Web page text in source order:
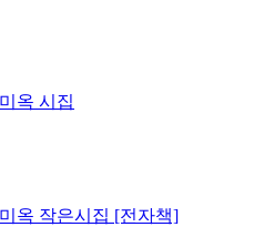
옥 시집
옥 작은시집 [전자책]